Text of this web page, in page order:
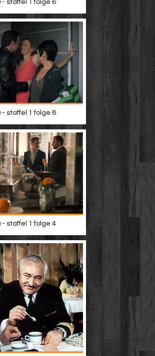
- staffel 1 folge 6
- staffel 1 folge 8
- staffel 1 folge 4